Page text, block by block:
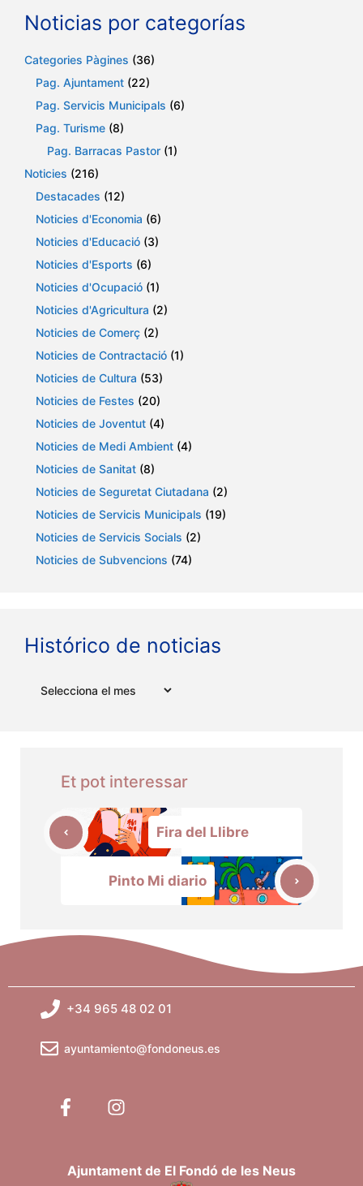
Noticias por categorías
Categories Pàgines (36)
Pag. Ajuntament (22)
Pag. Servicis Municipals (6)
Pag. Turisme (8)
Pag. Barracas Pastor (1)
Noticies (216)
Destacades (12)
Noticies d'Economia (6)
Noticies d'Educació (3)
Noticies d'Esports (6)
Noticies d'Ocupació (1)
Noticies d'Agricultura (2)
Noticies de Comerç (2)
Noticies de Contractació (1)
Noticies de Cultura (53)
Noticies de Festes (20)
Noticies de Joventut (4)
Noticies de Medi Ambient (4)
Noticies de Sanitat (8)
Noticies de Seguretat Ciutadana (2)
Noticies de Servicis Municipals (19)
Noticies de Servicis Socials (2)
Noticies de Subvencions (74)
Histórico de noticias
Et pot interessar
Fira del Llibre
Pinto Mi diario
+34 965 48 02 01
ayuntamiento@fondoneus.es
Ajuntament de El Fondó de les Neus